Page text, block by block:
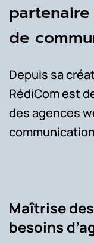
de
Depuis sa
RédiCom est
des agences
Maîtrise des
besoins